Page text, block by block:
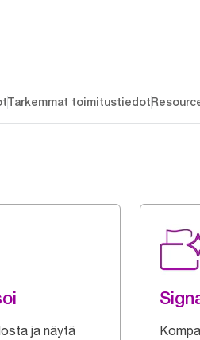
Tarkemmat toimitustiedot
ja näytä